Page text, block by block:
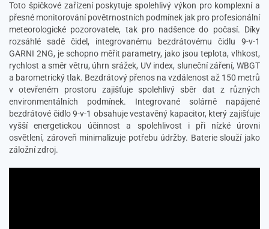
Toto špičkové zařízení poskytuje spolehlivý výkon pro komplexní a
přesné monitorování povětrnostních podmínek jak pro profesionální
meteorologické pozorovatele, tak pro nadšence do počasí. Díky
rozsáhlé sadě čidel, integrovanému bezdrátovému čidlu 9-v-1
GARNI 2NG, je schopno měřit parametry, jako jsou teplota, vlhkost,
rychlost a směr větru, úhrn srážek, UV index, sluneční záření, WBGT
a barometrický tlak. Bezdrátový přenos na vzdálenost až 150 metrů
v otevřeném prostoru zajišťuje spolehlivý sběr dat z různých
environmentálních podmínek. Integrované solárně napájené
bezdrátové čidlo 9-v-1 obsahuje vestavěný kapacitor, který zajišťuje
vyšší energetickou účinnost a spolehlivost i při nízké úrovni
osvětlení, zároveň minimalizuje potřebu údržby. Baterie slouží jako
záložní zdroj.